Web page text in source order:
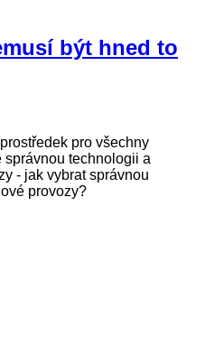
být hned to
pro všechny
správnou technologii a
- jak vybrat správnou
provozy?